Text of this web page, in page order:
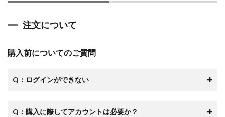
注文について
購入前についてのご質問
Q：ログインができない
Q：購入に際してアカウントは必要か？